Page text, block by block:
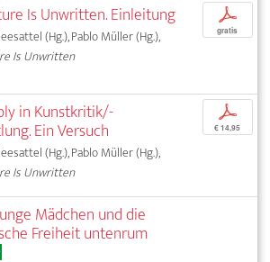
Is Unwritten. Einleitung
(Hg.), Pablo Müller (Hg.),
Is Unwritten
p
gratis
in Kunstkritik/-
Ein Versuch
(Hg.), Pablo Müller (Hg.),
Is Unwritten
p
€ 14,95
Mädchen und die
Freiheit untenrum